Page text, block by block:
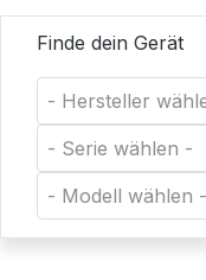
Finde dein Gerät
- Hersteller
- Serie wählen -
- Modell wählen -